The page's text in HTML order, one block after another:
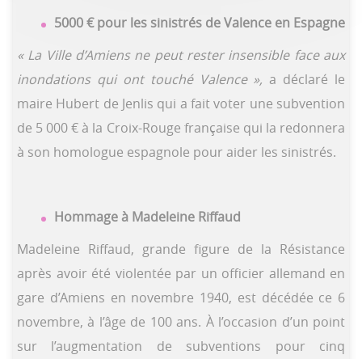
5000 € pour les sinistrés de Valence en Espagne
« La Ville d’Amiens ne peut rester insensible face aux
inondations qui ont touché Valence », a déclaré le
maire Hubert de Jenlis qui a fait voter une subvention
de 5 000 € à la Croix-Rouge française qui la redonnera
à son homologue espagnole pour aider les sinistrés.
Hommage à Madeleine Riffaud
Madeleine Riffaud, grande figure de la Résistance
après avoir été violentée par un officier allemand en
gare d’Amiens en novembre 1940, est décédée ce 6
novembre, à l’âge de 100 ans. À l’occasion d’un point
sur l’augmentation de subventions pour cinq